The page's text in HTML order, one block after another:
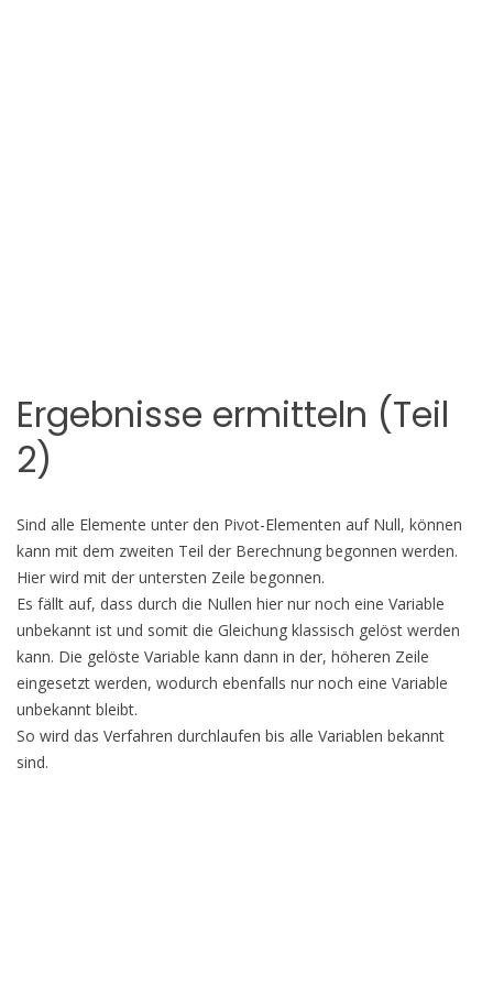
Ergebnisse ermitteln (Teil
2)
Sind alle Elemente unter den Pivot-Elementen auf Null, können
kann mit dem zweiten Teil der Berechnung begonnen werden.
Hier wird mit der untersten Zeile begonnen.
Es fällt auf, dass durch die Nullen hier nur noch eine Variable
unbekannt ist und somit die Gleichung klassisch gelöst werden
kann. Die gelöste Variable kann dann in der, höheren Zeile
eingesetzt werden, wodurch ebenfalls nur noch eine Variable
unbekannt bleibt.
So wird das Verfahren durchlaufen bis alle Variablen bekannt
sind.